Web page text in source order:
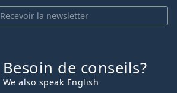
Recevoir la newsletter
Besoin de conseils?
We also speak English